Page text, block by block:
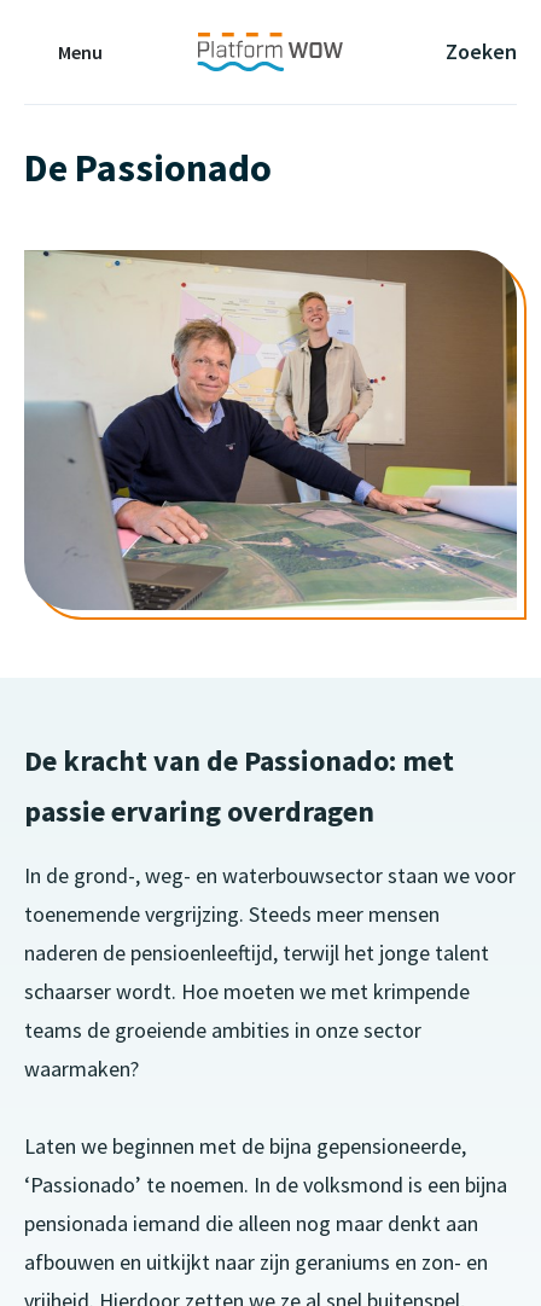
Menu
Zoeken
De Passionado
De kracht van de Passionado: met
passie ervaring overdragen
In de grond-, weg- en waterbouwsector staan we voor
toenemende vergrijzing. Steeds meer mensen
naderen de pensioenleeftijd, terwijl het jonge talent
schaarser wordt. Hoe moeten we met krimpende
teams de groeiende ambities in onze sector
waarmaken?
Laten we beginnen met de bijna gepensioneerde,
‘Passionado’ te noemen. In de volksmond is een bijna
pensionada iemand die alleen nog maar denkt aan
afbouwen en uitkijkt naar zijn geraniums en zon- en